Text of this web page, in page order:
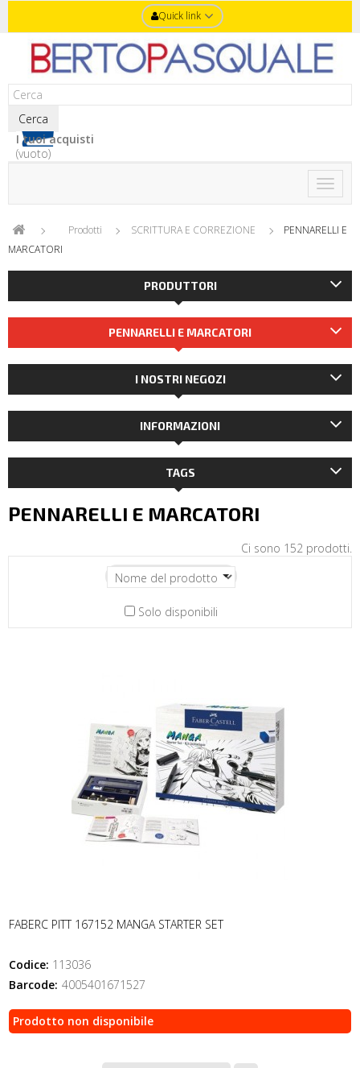
Quick link
Cerca
I tuoi acquisti
(vuoto)
Toggle
Prodotti SCRITTURA E CORREZIONE
PENNARELLI E
MARCATORI
PRODUTTORI
PENNARELLI E MARCATORI
I NOSTRI NEGOZI
INFORMAZIONI
TAGS
PENNARELLI E MARCATORI
Ci sono 152 prodotti.
Solo disponibili
FABERC PITT 167152 MANGA STARTER SET
Codice: 113036
Barcode: 4005401671527
Prodotto non disponibile